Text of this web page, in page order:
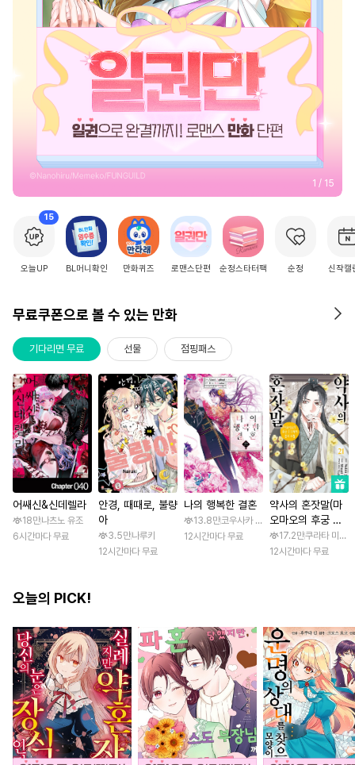
2 / 15
15
오늘UP BL머니확인 만화퀴즈 로맨스단편 순정스타터팩 순정 신작캘
무료쿠폰으로 볼 수 있는 만화
기다리면 무료 선물 점핑패스
어쌔신&신데렐라
18만나츠노 유조
6시간마다 무료
안경, 때때로, 불량
아
3.5만나루키
12시간마다 무료
나의 행복한 결혼
13.8만코우사카 리토 / 아기토기 아쿠미
12시간마다 무료
약사의 혼잣말(마
오마오의 후궁 수
수께끼 풀이수첩)
17.2만쿠라타 미노
12시간마다 무료
오늘의 PICK!